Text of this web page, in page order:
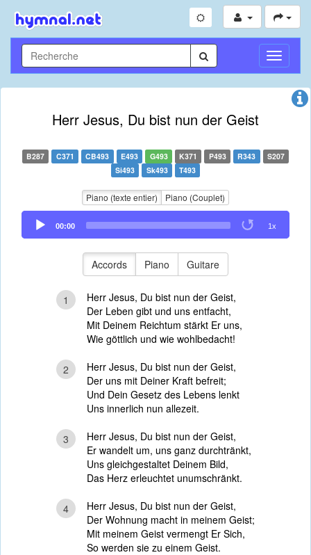
Toggle
Herr Jesus, Du bist nun der Geist
B287 C371 CB493 E493 G493 K371 P493 R343
S207
Si493
Sk493 T493
Piano (texte entier) Piano (Couplet)
Audio
Player
00:00 1x
Accords Piano Guitare
1
Herr Jesus, Du bist nun der Geist,
Der Leben gibt und uns entfacht,
Mit Deinem Reichtum stärkt Er uns,
Wie göttlich und wie wohlbedacht!
2
Herr Jesus, Du bist nun der Geist,
Der uns mit Deiner Kraft befreit;
Und Dein Gesetz des Lebens lenkt
Uns innerlich nun allezeit.
3
Herr Jesus, Du bist nun der Geist,
Er wandelt um, uns ganz durchtränkt,
Uns gleichgestaltet Deinem Bild,
Das Herz erleuchtet unumschränkt.
4
Herr Jesus, Du bist nun der Geist,
Der Wohnung macht in meinem Geist;
Mit meinem Geist vermengt Er Sich,
So werden sie zu einem Geist.